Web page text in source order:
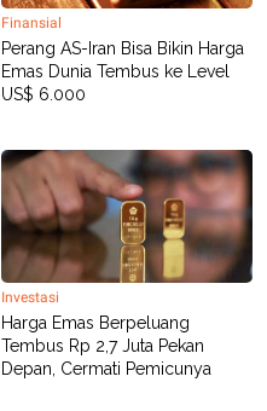
Finansial
Perang AS-Iran Bisa Bikin Harga
Emas Dunia Tembus ke Level
US$ 6.000
Investasi
Harga Emas Berpeluang
Tembus Rp 2,7 Juta Pekan
Depan, Cermati Pemicunya